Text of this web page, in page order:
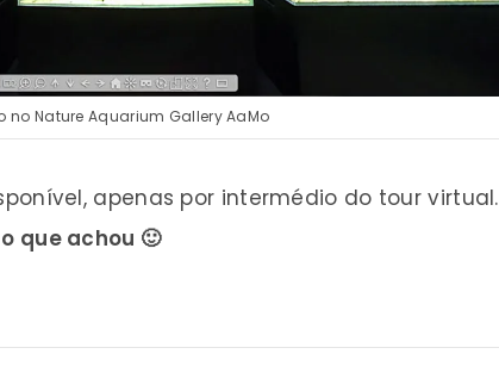
no Nature Aquarium Gallery AaMo
apenas por intermédio do tour virtual.
que achou 🙂